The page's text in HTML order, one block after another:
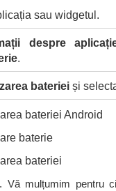
sau widgetul.
despre
.
bateriei și
Vă mulțumim pentru